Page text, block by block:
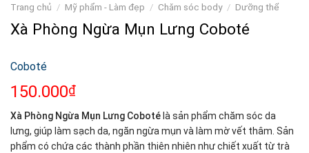
Trang chủ / Mỹ phẩm - Làm đẹp / Chăm sóc body / Dưỡng thể
Xà Phòng Ngừa Mụn Lưng Coboté
Coboté
150.000₫
Xà Phòng Ngừa Mụn Lưng Coboté là sản phẩm chăm sóc da
lưng, giúp làm sạch da, ngăn ngừa mụn và làm mờ vết thâm. Sản
phẩm có chứa các thành phần thiên nhiên như chiết xuất từ trà